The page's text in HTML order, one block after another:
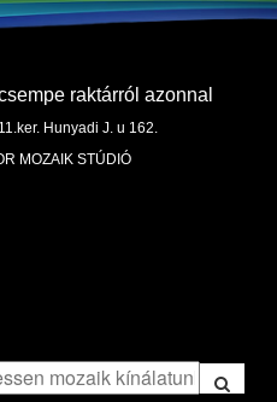
raktárról azonnal
Hunyadi J. u 162.
MOZAIK STÚDIÓ